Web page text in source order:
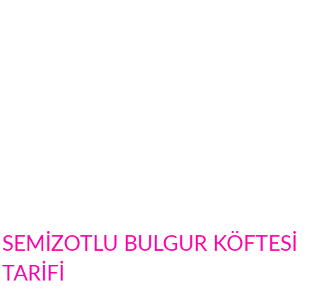
SEMİZOTLU BULGUR KÖFTESİ
TARİFİ